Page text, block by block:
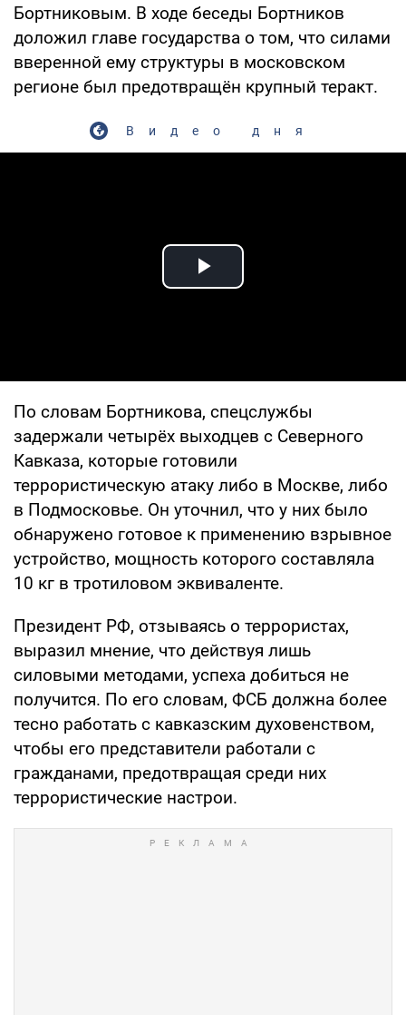
Бортниковым. В ходе беседы Бортников
доложил главе государства о том, что силами
вверенной ему структуры в московском
регионе был предотвращён крупный теракт.
Видео дня
Play Video
По словам Бортникова, спецслужбы
задержали четырёх выходцев с Северного
Кавказа, которые готовили
террористическую атаку либо в Москве, либо
в Подмосковье. Он уточнил, что у них было
обнаружено готовое к применению взрывное
устройство, мощность которого составляла
10 кг в тротиловом эквиваленте.
Президент РФ, отзываясь о террористах,
выразил мнение, что действуя лишь
силовыми методами, успеха добиться не
получится. По его словам, ФСБ должна более
тесно работать с кавказским духовенством,
чтобы его представители работали с
гражданами, предотвращая среди них
террористические настрои.